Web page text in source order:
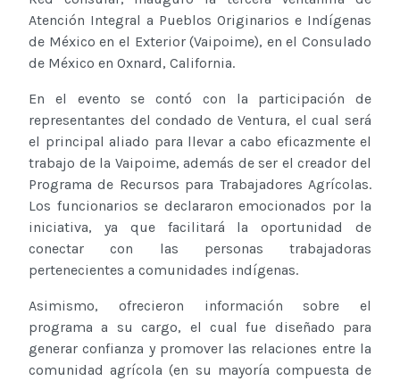
Atención Integral a Pueblos Originarios e Indígenas
de México en el Exterior (Vaipoime), en el Consulado
de México en Oxnard, California.
En el evento se contó con la participación de
representantes del condado de Ventura, el cual será
el principal aliado para llevar a cabo eficazmente el
trabajo de la Vaipoime, además de ser el creador del
Programa de Recursos para Trabajadores Agrícolas.
Los funcionarios se declararon emocionados por la
iniciativa, ya que facilitará la oportunidad de
conectar con las personas trabajadoras
pertenecientes a comunidades indígenas.
Asimismo, ofrecieron información sobre el
programa a su cargo, el cual fue diseñado para
generar confianza y promover las relaciones entre la
comunidad agrícola (en su mayoría compuesta de